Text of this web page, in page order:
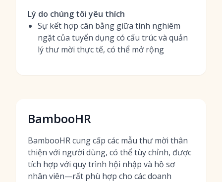
Lý do chúng tôi yêu thích
Sự kết hợp cân bằng giữa tính nghiêm
ngặt của tuyển dụng có cấu trúc và quản
lý thư mời thực tế, có thể mở rộng
BambooHR
BambooHR cung cấp các mẫu thư mời thân
thiện với người dùng, có thể tùy chỉnh, được
tích hợp với quy trình hội nhập và hồ sơ
nhân viên—rất phù hợp cho các doanh